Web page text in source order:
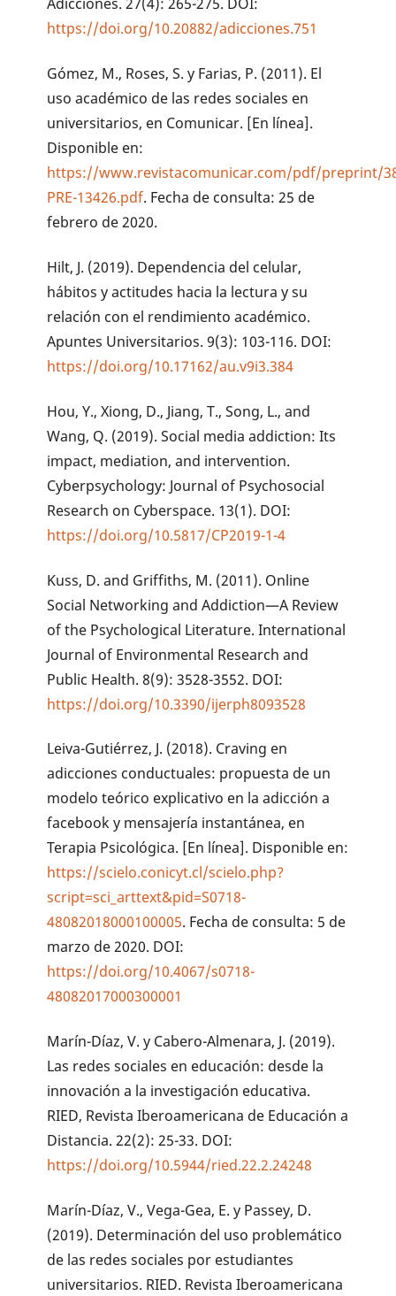
https://doi.org/10.20882/adicciones.751
Gómez, M., Roses, S. y Farias, P. (2011). El
uso académico de las redes sociales en
universitarios, en Comunicar. [En línea].
Disponible en:
https://www.revistacomunicar.com/pdf/preprint/
PRE-13426.pdf. Fecha de consulta: 25 de
febrero de 2020.
Hilt, J. (2019). Dependencia del celular,
hábitos y actitudes hacia la lectura y su
relación con el rendimiento académico.
Apuntes Universitarios. 9(3): 103-116. DOI:
https://doi.org/10.17162/au.v9i3.384
Hou, Y., Xiong, D., Jiang, T., Song, L., and
Wang, Q. (2019). Social media addiction: Its
impact, mediation, and intervention.
Cyberpsychology: Journal of Psychosocial
Research on Cyberspace. 13(1). DOI:
https://doi.org/10.5817/CP2019-1-4
Kuss, D. and Griffiths, M. (2011). Online
Social Networking and Addiction—A Review
of the Psychological Literature. International
Journal of Environmental Research and
Public Health. 8(9): 3528-3552. DOI:
https://doi.org/10.3390/ijerph8093528
Leiva-Gutiérrez, J. (2018). Craving en
adicciones conductuales: propuesta de un
modelo teórico explicativo en la adicción a
facebook y mensajería instantánea, en
Terapia Psicológica. [En línea]. Disponible en:
https://scielo.conicyt.cl/scielo.php?
script=sci_arttext&pid=S0718-
48082018000100005. Fecha de consulta: 5 de
marzo de 2020. DOI:
https://doi.org/10.4067/s0718-
48082017000300001
Marín-Díaz, V. y Cabero-Almenara, J. (2019).
Las redes sociales en educación: desde la
innovación a la investigación educativa.
RIED, Revista Iberoamericana de Educación a
Distancia. 22(2): 25-33. DOI:
https://doi.org/10.5944/ried.22.2.24248
Marín-Díaz, V., Vega-Gea, E. y Passey, D.
(2019). Determinación del uso problemático
de las redes sociales por estudiantes
universitarios. RIED. Revista Iberoamericana